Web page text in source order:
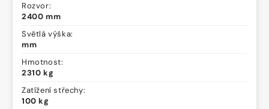
Rozvor:
2400 mm
Světlá výška:
mm
Hmotnost:
2310 kg
Zatížení střechy:
100 kg